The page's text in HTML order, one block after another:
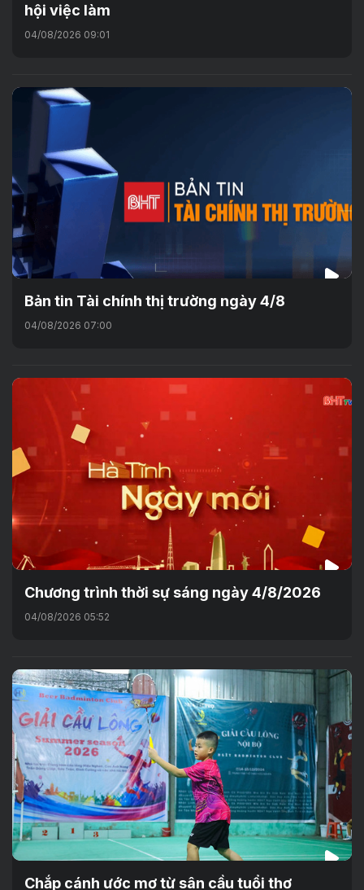
hội việc làm
04/08/2026 09:01
Bản tin Tài chính thị trường ngày 4/8
04/08/2026 07:00
Chương trình thời sự sáng ngày 4/8/2026
04/08/2026 05:52
Chắp cánh ước mơ từ sân cầu tuổi thơ